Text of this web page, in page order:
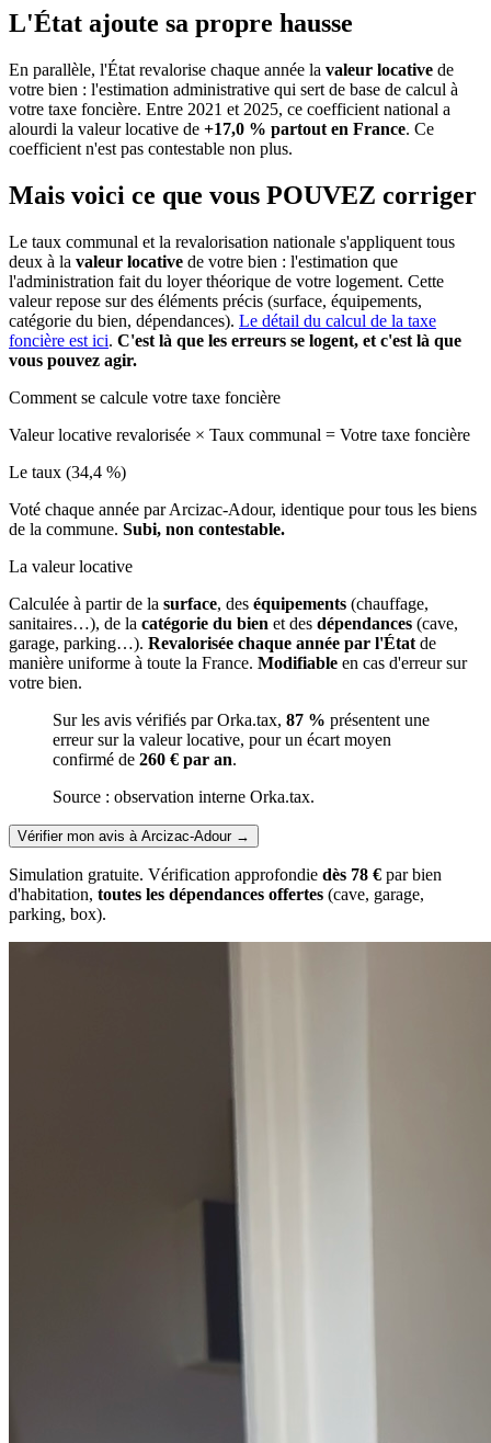
L'État ajoute sa propre hausse
En parallèle, l'État revalorise chaque année la valeur locative de
votre bien : l'estimation administrative qui sert de base de calcul à
votre taxe foncière. Entre 2021 et 2025, ce coefficient national a
alourdi la valeur locative de +17,0 % partout en France. Ce
coefficient n'est pas contestable non plus.
Mais voici ce que vous POUVEZ corriger
Le taux communal et la revalorisation nationale s'appliquent tous
deux à la valeur locative de votre bien : l'estimation que
l'administration fait du loyer théorique de votre logement. Cette
valeur repose sur des éléments précis (surface, équipements,
catégorie du bien, dépendances). Le détail du calcul de la taxe
foncière est ici. C'est là que les erreurs se logent, et c'est là que
vous pouvez agir.
Comment se calcule votre taxe foncière
Valeur locative revalorisée × Taux communal = Votre taxe foncière
Le taux (34,4 %)
Voté chaque année par Arcizac-Adour, identique pour tous les biens
de la commune. Subi, non contestable.
La valeur locative
Calculée à partir de la surface, des équipements (chauffage,
sanitaires…), de la catégorie du bien et des dépendances (cave,
garage, parking…). Revalorisée chaque année par l'État de
manière uniforme à toute la France. Modifiable en cas d'erreur sur
votre bien.
Sur les avis vérifiés par Orka.tax, 87 % présentent une
erreur sur la valeur locative, pour un écart moyen
confirmé de 260 € par an.
Source : observation interne Orka.tax.
Vérifier mon avis à Arcizac-Adour→
Simulation gratuite. Vérification approfondie dès 78 € par bien
d'habitation, toutes les dépendances offertes (cave, garage,
parking, box).